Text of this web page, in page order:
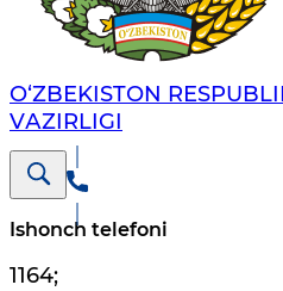
O‘ZBЕKISTОN
VАZIRLIGI
Ishonch telefoni
1164;